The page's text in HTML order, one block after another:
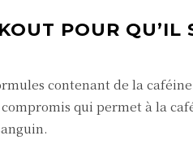
POUR QU’IL
contenant de la
qui permet à la